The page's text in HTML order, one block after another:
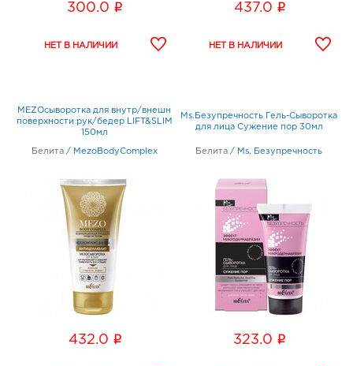
300.0 i 437.0 i
MEZOсыворотка для внутр/внешн
поверхности рук/бедер LIFT&SLIM
150мл
Белита / MezoBodyComplex
432.0 i
Ms.Безупречность Гель-Сыворотка
для лица Сужение пор 30мл
Белита / Ms. Безупречность
323.0 i